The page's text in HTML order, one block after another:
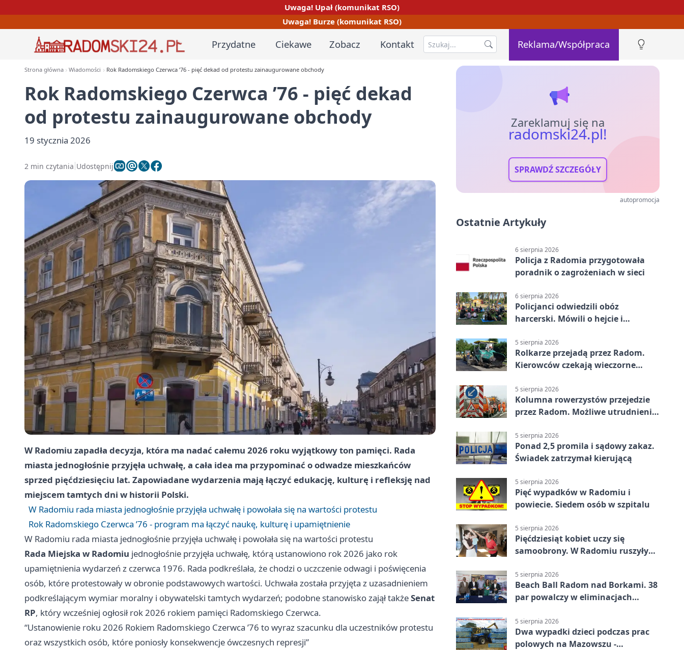
Uwaga! Upał (komunikat RSO)
Uwaga! Burze (komunikat RSO)
Przydatne Ciekawe Zobacz Kontakt Reklama/Współpraca
Strona główna Wiadomości Rok Radomskiego Czerwca ’76 - pięć dekad od protestu zainaugurowane obchody
Rok Radomskiego Czerwca ’76 - pięć dekad
od protestu zainaugurowane obchody
19 stycznia 2026
2 min czytania Udostępnij
W Radomiu zapadła decyzja, która ma nadać całemu 2026 roku wyjątkowy ton pamięci. Rada
miasta jednogłośnie przyjęła uchwałę, a cała idea ma przypominać o odwadze mieszkańców
sprzed pięćdziesięciu lat. Zapowiadane wydarzenia mają łączyć edukację, kulturę i refleksję nad
miejscem tamtych dni w historii Polski.
W Radomiu rada miasta jednogłośnie przyjęła uchwałę i powołała się na wartości protestu
Rok Radomskiego Czerwca ’76 - program ma łączyć naukę, kulturę i upamiętnienie
W Radomiu rada miasta jednogłośnie przyjęła uchwałę i powołała się na wartości protestu
Rada Miejska w Radomiu jednogłośnie przyjęła uchwałę, którą ustanowiono rok 2026 jako rok
upamiętnienia wydarzeń z czerwca 1976. Rada podkreślała, że chodzi o uczczenie odwagi i poświęcenia
osób, które protestowały w obronie podstawowych wartości. Uchwała została przyjęta z uzasadnieniem
podkreślającym wymiar moralny i obywatelski tamtych wydarzeń; podobne stanowisko zajął takżeSenat
RP, który wcześniej ogłosił rok 2026 rokiem pamięci Radomskiego Czerwca.
“Ustanowienie roku 2026 Rokiem Radomskiego Czerwca ’76 to wyraz szacunku dla uczestników protestu
oraz wszystkich osób, które poniosły konsekwencje ówczesnych represji”
Zareklamuj się na
radomski24.pl!
SPRAWDŹ SZCZEGÓŁY
autopromocja
Ostatnie Artykuły
6 sierpnia 2026
Policja z Radomia przygotowała
poradnik o zagrożeniach w sieci
6 sierpnia 2026
Policjanci odwiedzili obóz
harcerski. Mówili o hejcie i
5 sierpnia 2026
Rolkarze przejadą przez Radom.
Kierowców czekają wieczorne
5 sierpnia 2026
Kolumna rowerzystów przejedzie
przez Radom. Możliwe utrudnienia
5 sierpnia 2026
Ponad 2,5 promila i sądowy zakaz.
Świadek zatrzymał kierującą
5 sierpnia 2026
Pięć wypadków w Radomiu i
powiecie. Siedem osób w szpitalu
5 sierpnia 2026
Pięćdziesiąt kobiet uczy się
samoobrony. W Radomiu ruszyły
5 sierpnia 2026
Beach Ball Radom nad Borkami. 38
par powalczy w eliminacjach
5 sierpnia 2026
Dwa wypadki dzieci podczas prac
polowych na Mazowszu -